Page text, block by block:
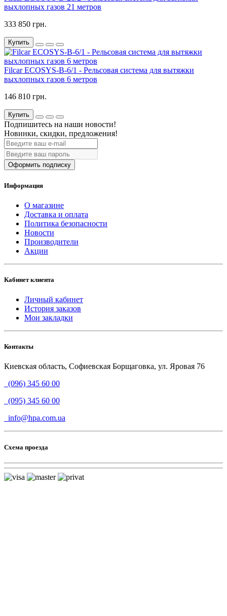
выхлопных газов 21 метров
333 850 грн.
Купить
Filcar ECOSYS-B-6/1 - Рельсовая система для вытяжки
выхлопных газов 6 метров
146 810 грн.
Купить
Подпишитесь на наши новости!
Новинки, скидки, предложения!
Оформить подписку
Информация
О магазине
Доставка и оплата
Политика безопасности
Новости
Производители
Акции
Кабинет клиента
Личный кабинет
История заказов
Мои закладки
Контакты
Киевская область, Софиевская Борщаговка, ул. Яровая 76
(096) 345 60 00
(095) 345 60 00
info@hpa.com.ua
Схема проезда